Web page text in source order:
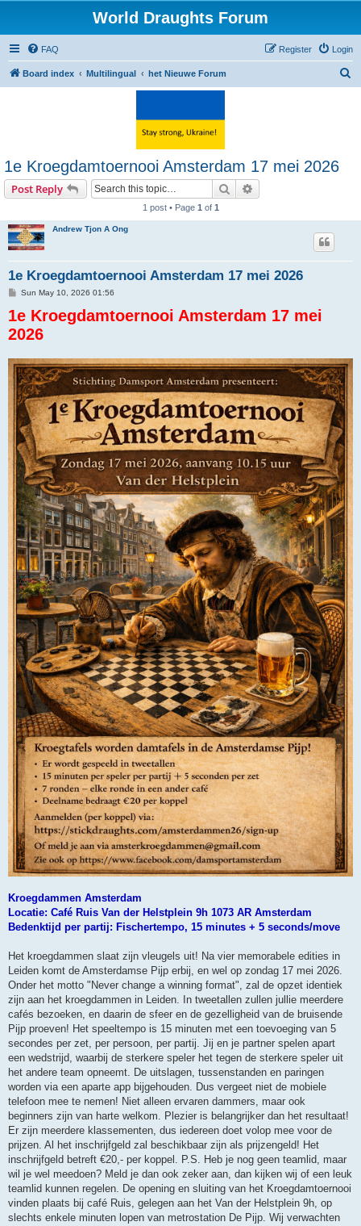
World Draughts Forum
FAQ Login
Register
Board index Multilingual het Nieuwe Forum
1e Kroegdamtoernooi Amsterdam 17 mei 2026
Post Reply Search
1 post • Page 1 of 1
Andrew Tjon A Ong
1e Kroegdamtoernooi Amsterdam 17 mei 2026
P
s
t
Sun May 10, 2026 01:56
1e Kroegdamtoernooi Amsterdam 17 mei
2026
Kroegdammen Amsterdam
Locatie: Café Ruis Van der Helstplein 9h 1073 AR Amsterdam
Bedenktijd per partij: Fischertempo, 15 minutes + 5 seconds/move
Het kroegdammen slaat zijn vleugels uit! Na vier memorabele edities in
Leiden komt de Amsterdamse Pijp erbij, en wel op zondag 17 mei 2026.
Onder het motto "Never change a winning format", zal de opzet identiek
zijn aan het kroegdammen in Leiden. In tweetallen zullen jullie meerdere
cafés bezoeken, en daarin de sfeer en de gezelligheid van de bruisende
Pijp proeven! Het speeltempo is 15 minuten met een toevoeging van 5
secondes per zet, per persoon, per partij. Jij en je partner spelen apart
een wedstrijd, waarbij de sterkere speler het tegen de sterkere speler uit
het andere team opneemt. De uitslagen, tussenstanden en paringen
worden via een aparte app bijgehouden. Dus vergeet niet de mobiele
telefoon mee te nemen! Niet alleen ervaren dammers, maar ook
beginners zijn van harte welkom. Plezier is belangrijker dan het resultaat!
Er zijn meerdere klassementen, dus iedereen doet volop mee voor de
prijzen. Al het inschrijfgeld zal beschikbaar zijn als prijzengeld! Het
inschrijfgeld betreft €20,- per koppel. P.S. Heb je nog geen teamlid, maar
wil je wel meedoen? Meld je dan ook zeker aan, dan kijken wij of een leuk
teamlid kunnen regelen. De opening en sluiting van het Kroegdamtoernooi
vinden plaats bij café Ruis, gelegen aan het Van der Helstplein 9h, op
slechts enkele minuten lopen van metrostation De Pijp. Wij verwachten